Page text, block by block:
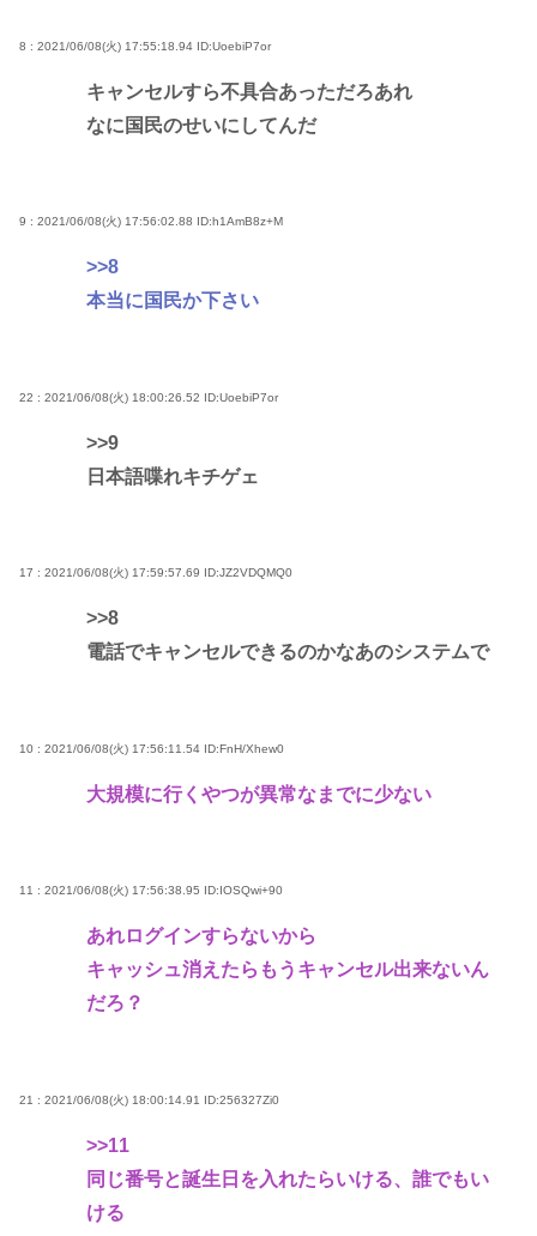
8 : 2021/06/08(火) 17:55:18.94 ID:UoebiP7or
キャンセルすら不具合あっただろあれ
なに国民のせいにしてんだ
9 : 2021/06/08(火) 17:56:02.88 ID:h1AmB8z+M
>>8
本当に国民か下さい
22 : 2021/06/08(火) 18:00:26.52 ID:UoebiP7or
>>9
日本語喋れキチゲェ
17 : 2021/06/08(火) 17:59:57.69 ID:JZ2VDQMQ0
>>8
電話でキャンセルできるのかなあのシステムで
10 : 2021/06/08(火) 17:56:11.54 ID:FnH/Xhew0
大規模に行くやつが異常なまでに少ない
11 : 2021/06/08(火) 17:56:38.95 ID:IOSQwi+90
あれログインすらないから
キャッシュ消えたらもうキャンセル出来ないん
だろ？
21 : 2021/06/08(火) 18:00:14.91 ID:256327Zi0
>>11
同じ番号と誕生日を入れたらいける、誰でもい
ける